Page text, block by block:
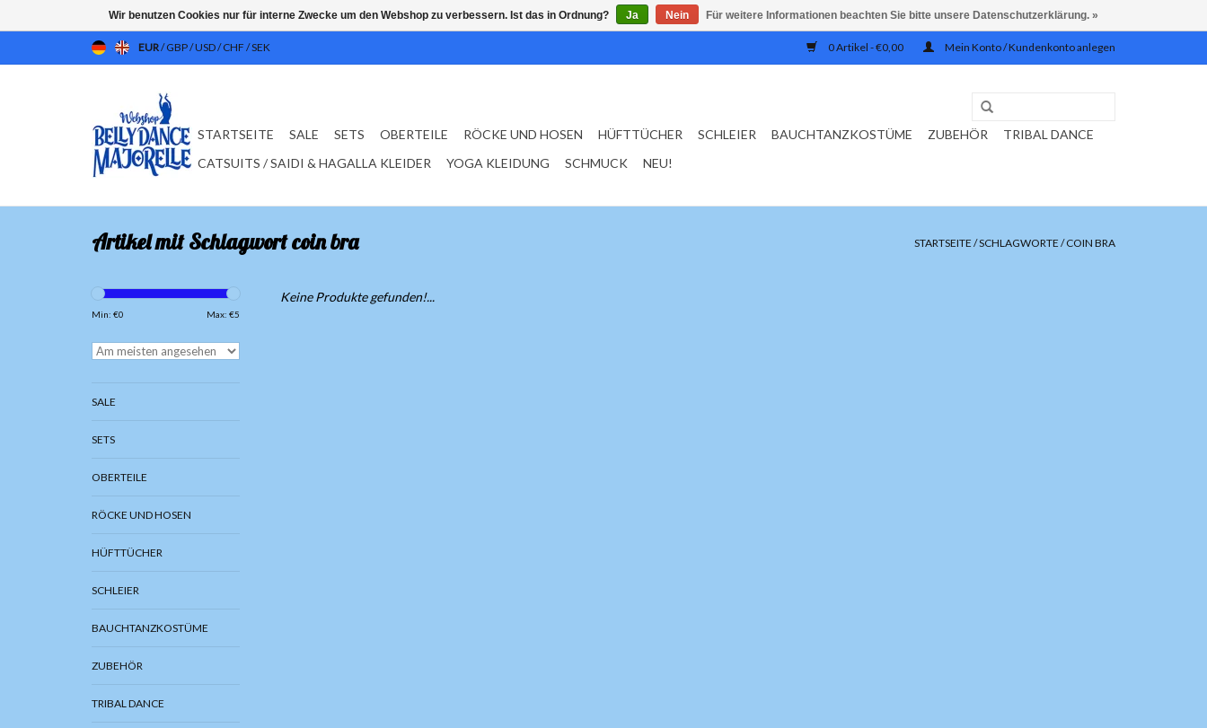
EUR/GBP/USD/CHF /SEK 0 Artikel - €0,00 Mein Konto / Kundenkonto anlegen
STARTSEITE SALE SETS OBERTEILE RÖCKE UND HOSEN HÜFTTÜCHER SCHLEIER BAUCHTANZKOSTÜME ZUBEHÖR
TRIBAL DANCE
CATSUITS / SAIDI & HAGALLA KLEIDER
YOGA KLEIDUNG SCHMUCK NEU!
Artikel mit Schlagwort coin bra STARTSEITE /SCHLAGWORTE /COIN BRA
Min: €0 Max: €5
SALE
SETS
OBERTEILE
RÖCKE UND HOSEN
HÜFTTÜCHER
SCHLEIER
BAUCHTANZKOSTÜME
ZUBEHÖR
TRIBAL DANCE
Keine Produkte gefunden!...
Wir benutzen Cookies nur für interne Zwecke um den Webshop zu verbessern. Ist das in Ordnung? Ja Nein Für weitere Informationen beachten Sie bitte unsere Datenschutzerklärung. »